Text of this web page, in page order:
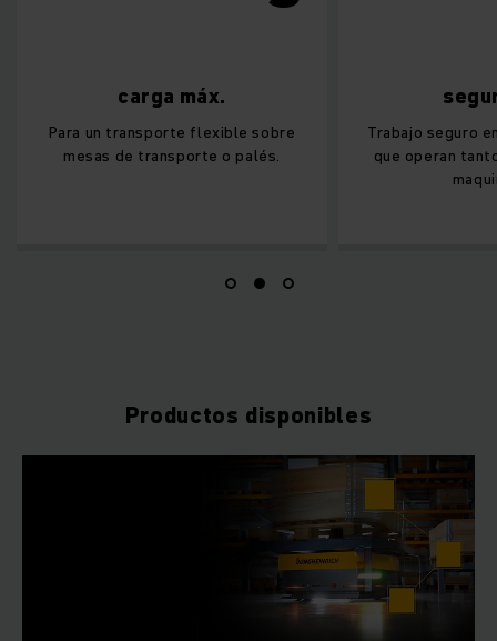
carga máx.
Para un transporte flexible sobre
mesas de transporte o palés.
Trabajo seguro
que operan
Productos disponibles